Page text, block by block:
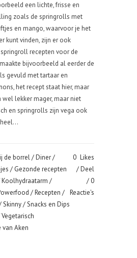
een lichte, frisse en
zoals de springrolls met
en mango, waarvoor je het
kunt vinden, zijn er ook
recepten voor de
bijvoorbeeld al eerder de
gevuld met tartaar en
het recept staat hier, maar
wel lekker mager, maar niet
en springrolls zijn vega ook
de borrel/Diner/
/ Gezonde recepten
Koolhydraatarm /
/Recepten /
Skinny/Snacks en Dips
Vegetarisch
Aken
0 Likes
Deel
0
Reactie's